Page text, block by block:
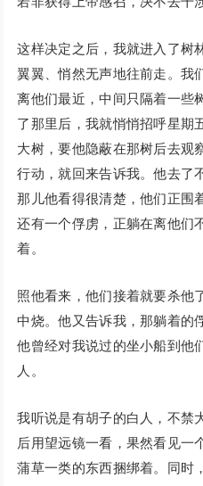
这样决定之后，我就进入了树
翼翼、悄然无声地往前走。我
离他们最近，中间只隔着一些
了那里后，我就悄悄招呼星期
大树，要他隐蔽在那树后去观
行动，就回来告诉我。他去了
那儿他看得很清楚，他们正围
还有一个俘虏，正躺在离他们
着。
照他看来，他们接着就要杀他
中烧。他又告诉我，那躺着的
他曾经对我说过的坐小船到他
人。
我听说是有胡子的白人，不禁
后用望远镜一看，果然看见一
蒲草一类的东西捆绑着。同时